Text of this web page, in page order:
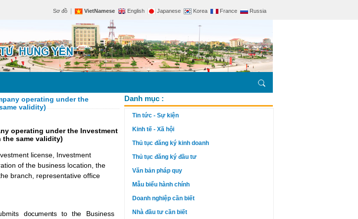
Sơ đồ VietNamese English Japanese Korea France Russia
operating under the
validity)
operating under the Investment
same validity)
license, Investment
of the business location, the
branch, representative office
documents to the
Business
Danh mục :
Tin tức - Sự kiện
Kinh tế - Xã hội
Thủ tục đăng ký kinh doanh
Thủ tục đăng ký đầu tư
Văn bản pháp quy
Mẫu biểu hành chính
Doanh nghiệp cần biết
Nhà đầu tư cần biết